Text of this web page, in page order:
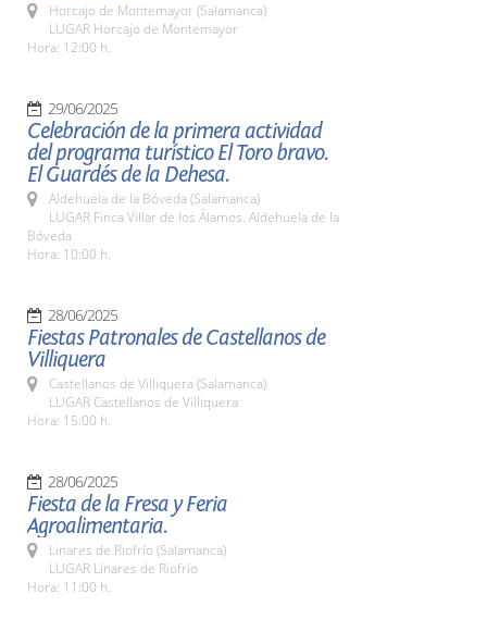
Horcajo de Montemayor (Salamanca)
LUGAR Horcajo de Montemayor
Hora: 12:00 h.
29/06/2025
Celebración de la primera actividad
del programa turístico El Toro bravo.
El Guardés de la Dehesa.
Aldehuela de la Bóveda (Salamanca)
LUGAR Finca Villar de los Álamos. Aldehuela de la
Bóveda
Hora: 10:00 h.
28/06/2025
Fiestas Patronales de Castellanos de
Villiquera
Castellanos de Villiquera (Salamanca)
LUGAR Castellanos de Villiquera
Hora: 15:00 h.
28/06/2025
Fiesta de la Fresa y Feria
Agroalimentaria.
Linares de Riofrío (Salamanca)
LUGAR Linares de Riofrío
Hora: 11:00 h.